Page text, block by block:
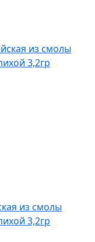
из смолы
3,2гр